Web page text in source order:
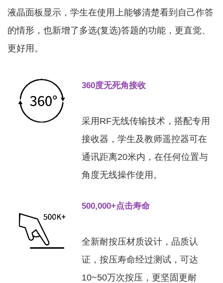
液晶面板显示，学生在使用上能够清楚看到自己作答
的情形，也新增了多选(复选)答题的功能，更直觉、
更好用。
360度无死角接收
采用RF无线传输技术，搭配专用
接收器，学生及教师遥控器可在
通讯距离20米内，在任何位置与
角度无线操作使用。
500,000+点击寿命
全新耐按压材质设计，品质认
证，按压寿命经过测试，可达
10~50万次按压，更坚固更耐